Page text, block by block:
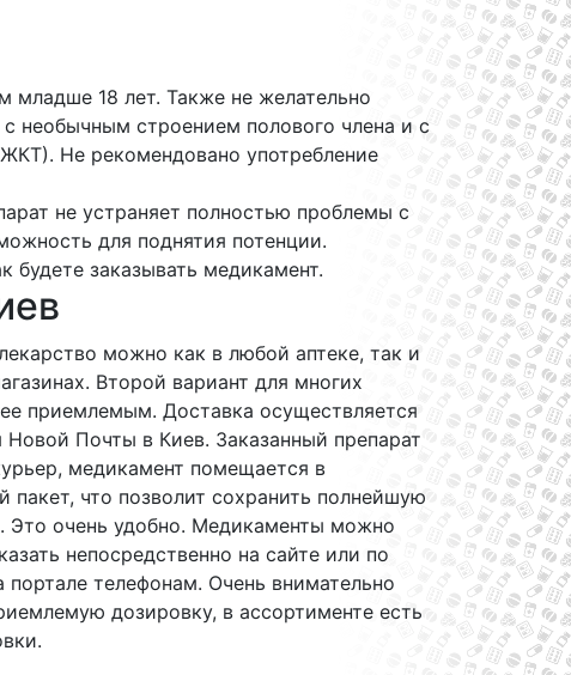
18 лет. Также не желательно
строением полового члена и с
Не рекомендовано употребление
не устраняет полностью проблемы с
для поднятия потенции.
будете заказывать медикамент.
можно как в любой аптеке, так и
Второй вариант для многих
приемлемым. Доставка осуществляется
Новой Почты в Киев. Заказанный препарат
медикамент помещается в
пакет, что позволит сохранить полнейшую
Это очень удобно. Медикаменты можно
непосредственно на сайте или по
портале телефонам. Очень внимательно
дозировку, в ассортименте есть